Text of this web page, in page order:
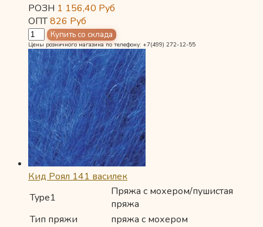
РОЗН 1 156,40 Руб
ОПТ826 Руб
Цены розничного магазина по телефону: +7(499) 272-12-55
Кид Роял 141 василек
Type1
Пряжа с мохером/пушистая
пряжа
Тип пряжи
пряжа с мохером